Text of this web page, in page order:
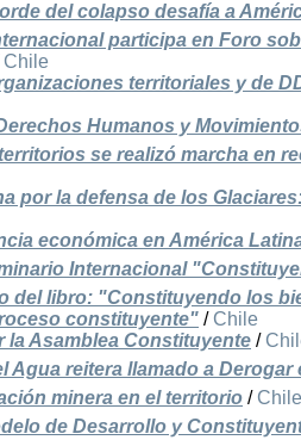
del colapso desafía a
participa en Foro
Chile
territoriales y de
Humanos y
se realizó marcha en
por la defensa de los
económica en América
Internacional
del libro: "Constituyendo los
constituyente" / Chile
la Asamblea Constituyente /
Agua reitera llamado a Derogar
minera en el territorio / Chile
de Desarrollo y